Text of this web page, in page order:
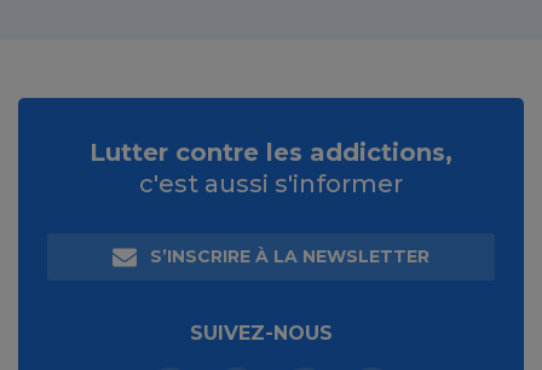
Lutter contre les addictions,
c'est aussi s'informer
S’INSCRIRE À LA NEWSLETTER
SUIVEZ-NOUS